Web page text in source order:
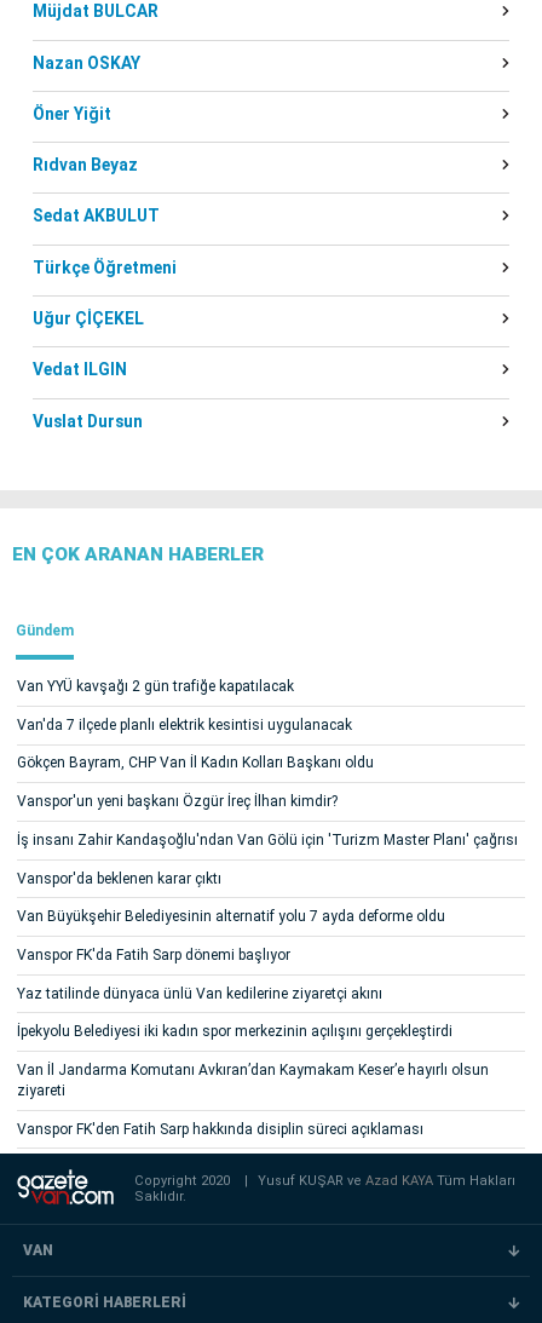
Müjdat BULCAR
Nazan OSKAY
Öner Yiğit
Rıdvan Beyaz
Sedat AKBULUT
Türkçe Öğretmeni
Uğur ÇİÇEKEL
Vedat ILGIN
Vuslat Dursun
EN ÇOK ARANAN HABERLER
Gündem
Van YYÜ kavşağı 2 gün trafiğe kapatılacak
Van'da 7 ilçede planlı elektrik kesintisi uygulanacak
Gökçen Bayram, CHP Van İl Kadın Kolları Başkanı oldu
Vanspor'un yeni başkanı Özgür İreç İlhan kimdir?
İş insanı Zahir Kandaşoğlu'ndan Van Gölü için 'Turizm Master Planı' çağrısı
Vanspor'da beklenen karar çıktı
Van Büyükşehir Belediyesinin alternatif yolu 7 ayda deforme oldu
Vanspor FK'da Fatih Sarp dönemi başlıyor
Yaz tatilinde dünyaca ünlü Van kedilerine ziyaretçi akını
İpekyolu Belediyesi iki kadın spor merkezinin açılışını gerçekleştirdi
Van İl Jandarma Komutanı Avkıran’dan Kaymakam Keser’e hayırlı olsun
ziyareti
Vanspor FK'den Fatih Sarp hakkında disiplin süreci açıklaması
Copyright 2020 Yusuf KUŞAR veAzad KAYATüm Hakları
Saklıdır.
VAN
KATEGORİ HABERLERİ